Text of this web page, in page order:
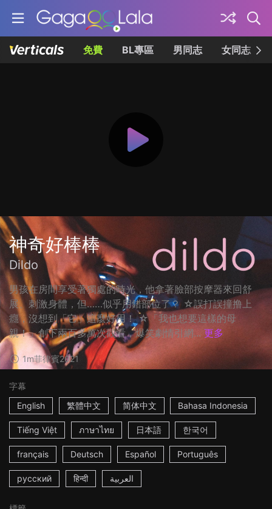
免費 BL專區 男同志 女同志
神奇好棒棒
Dildo
男孩在房間享受著獨處的時光，他拿著臉部按摩器來回舒
展、刺激身體，但……似乎用錯部位了？ ☆誤打誤撞撸上
癮，沒想到「它」這麼好用！ ☆「我也想要這樣的母
親！」創下兩百多萬次觀看，爆笑劇情引網... 更多
1m菲律賓2021
字幕
English
繁體中文 简体中文 Bahasa Indonesia
Tiếng Việt ภาษาไทย 日本語 한국어
français Deutsch Español Português
русский हिन्दी العربية